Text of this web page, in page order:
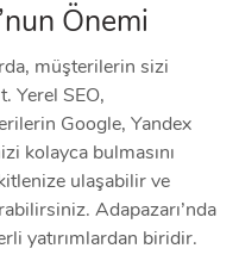
Önemi
müşterilerin sizi
Yerel SEO,
Google, Yandex
kolayca bulmasını
ulaşabilir ve
Adapazarı’nda
yatırımlardan biridir.